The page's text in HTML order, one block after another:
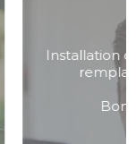
air / eau en
Gaz.